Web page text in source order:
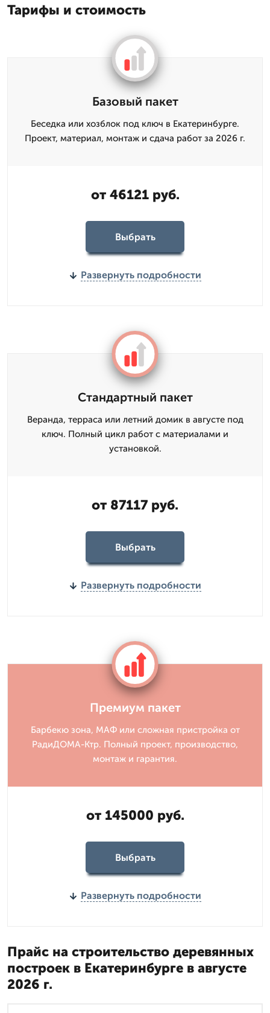
Тарифы и стоимость
Базовый пакет
Беседка или хозблок под ключ в Екатеринбурге.
Проект, материал, монтаж и сдача работ за 2026 г.
от 46121 руб.
Выбрать
Развернуть подробности
Стандартный пакет
Веранда, терраса или летний домик в августе под
ключ. Полный цикл работ с материалами и
установкой.
от 87117 руб.
Выбрать
Развернуть подробности
Премиум пакет
Барбекю зона, МАФ или сложная пристройка от
РадиДОМА-Ктр. Полный проект, производство,
монтаж и гарантия.
от 145000 руб.
Выбрать
Развернуть подробности
Прайс на строительство деревянных
построек в Екатеринбурге в августе
2026 г.